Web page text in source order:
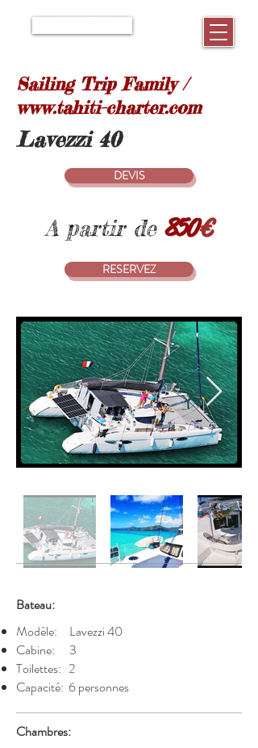
Sailing Trip Family /
www.tahiti-charter.com
Lavezzi 40
DEVIS
A partir de 850€
RESERVEZ
Bateau:
Modèle: Lavezzi 40
Cabine: 3
Toilettes: 2
Capacité: 6 personnes
Chambres: